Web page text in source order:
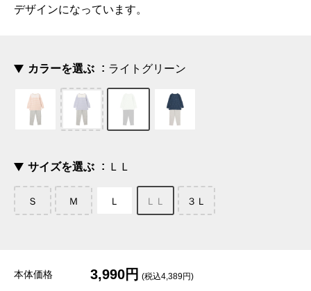
デザインになっています。
カラーを選ぶ ライトグリーン
サイズを選ぶ ＬＬ
Ｓ Ｍ Ｌ ＬＬ ３Ｌ
本体価格 3,990円 (税込4,389円)